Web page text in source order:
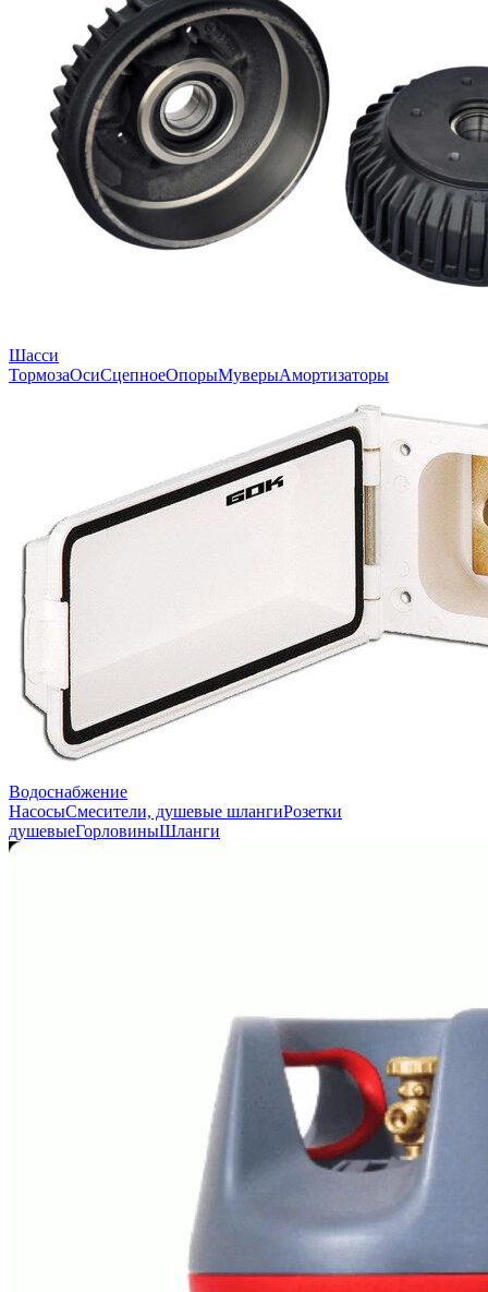
Шасси
ТормозаОсиСцепноеОпорыМуверыАмортизаторы
Водоснабжение
НасосыСмесители, душевые шлангиРозетки
душевыеГорловиныШланги